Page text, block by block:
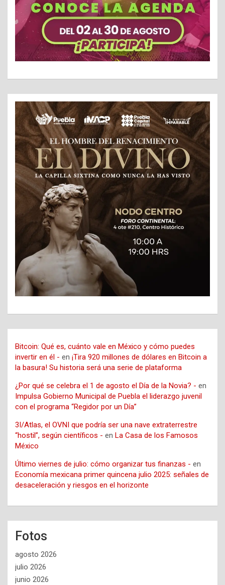
Bitcoin: Qué es, cuánto vale en México y cómo puedes
invertir en él - en ¡Tira 920 millones de dólares en Bitcoin a
la basura! Su historia será una serie de plataforma
¿Por qué se celebra el 1 de agosto el Día de la Novia? - en
Impulsa Gobierno Municipal de Puebla el liderazgo juvenil
con el programa “Regidor por un Día”
3I/Atlas, el OVNI que podría ser una nave extraterrestre
“hostil”, según científicos - en La Casa de los Famosos
México
Último viernes de julio: cómo organizar tus finanzas - en
Economía mexicana primer quincena julio 2025: señales de
desaceleración y riesgos en el horizonte
Fotos
agosto 2026
julio 2026
junio 2026